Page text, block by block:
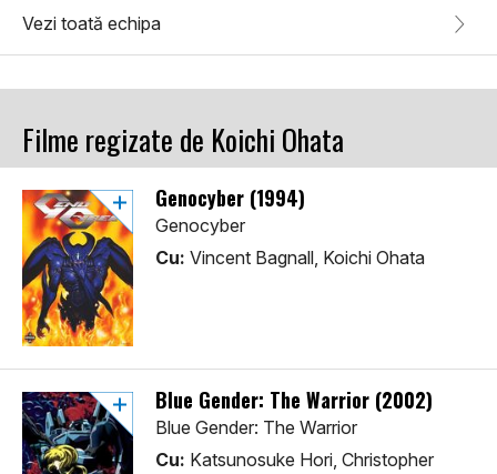
Vezi toată echipa
Filme regizate de Koichi Ohata
Genocyber (1994)
Genocyber
Cu: Vincent Bagnall, Koichi Ohata
Blue Gender: The Warrior (2002)
Blue Gender: The Warrior
Cu: Katsunosuke Hori, Christopher